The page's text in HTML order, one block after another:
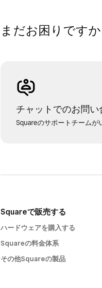
まだお困りですか
チャットでのお問い
Squareのサポートチームが
Squareで販売する
ハードウェアを購入する
Squareの料金体系
その他Squareの製品